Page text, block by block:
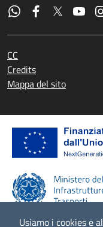
Usiamo i cookies e
CC
Credits
Mappa del sito